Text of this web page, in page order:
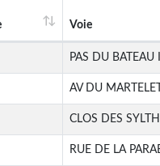
Voie
PAS DU BATEAU
AV DU MARTELET
CLOS DES
RUE DE LA